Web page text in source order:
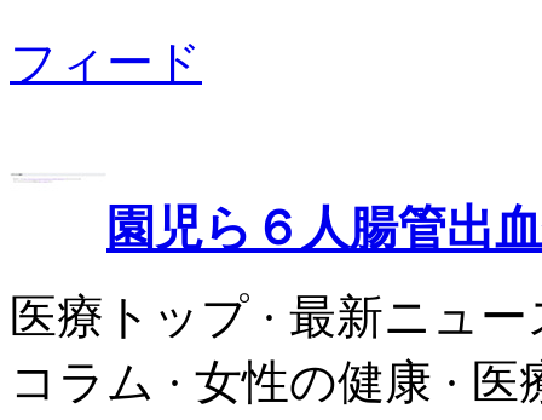
フィード
園児ら６人腸管出
医療トップ · 最新ニュ
コラム · 女性の健康 · 医